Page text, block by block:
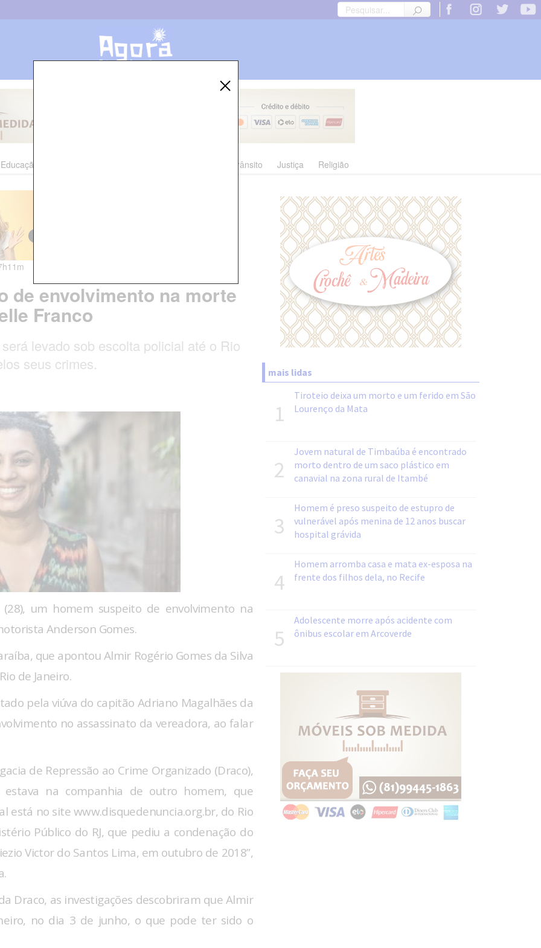
Educação Trânsito Justiça Religião
de envolvimento na morte
Franco
levado sob escolta policial até o Rio
seus crimes.
um homem suspeito de envolvimento na
Anderson Gomes.
que apontou Almir Rogério Gomes da Silva
de Janeiro.
pela viúva do capitão Adriano Magalhães da
no assassinato da vereadora, ao falar
de Repressão ao Crime Organizado (Draco),
estava na companhia de outro homem, que
está no site www.disquedenuncia.org.br, do Rio
Público do RJ, que pediu a condenação do
Victor do Santos Lima, em outubro de 2018”,
Draco, as investigações descobriram que Almir
no dia 3 de junho, o que pode ter sido o
mais lidas
1
Tiroteio deixa um morto e um ferido em São
Lourenço da Mata
2
Jovem natural de Timbaúba é encontrado
morto dentro de um saco plástico em
canavial na zona rural de Itambé
3
Homem é preso suspeito de estupro de
vulnerável após menina de 12 anos buscar
hospital grávida
4
Homem arromba casa e mata ex-esposa na
frente dos filhos dela, no Recife
5
Adolescente morre após acidente com
ônibus escolar em Arcoverde